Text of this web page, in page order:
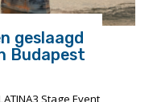
geslaagd
Budapest
Stage Event